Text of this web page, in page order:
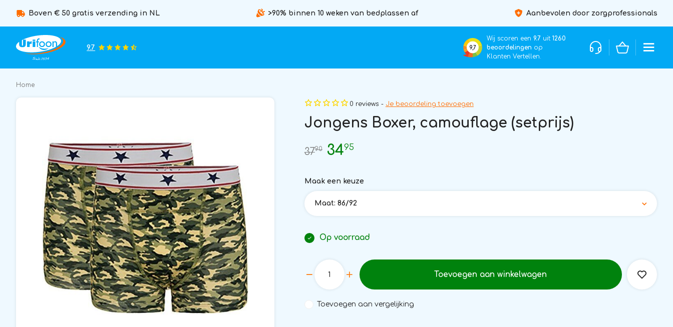
Boven € 50 gratis verzending in NL >90% binnen 10 weken van bedplassen af Aanbevolen door zorgprofessionals
9.7 9,7
Wij scoren een 9.7 uit 1260
beoordelingen op
Klanten Vertellen.
Home
0 reviews - Je beoordeling toevoegen
Jongens Boxer, camouflage (setprijs)
3790 3495
Maak een keuze
Maat: 86/92
Op voorraad
Toevoegen aan winkelwagen
Toevoegen aan vergelijking